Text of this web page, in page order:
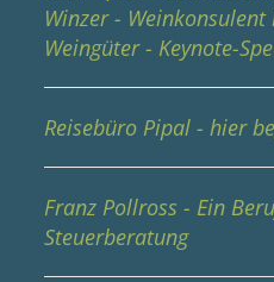
Winzer -
Weingüter - Keynote-
Reisebüro Pipal - hier
Franz Pollross - Ein
Steuerberatung